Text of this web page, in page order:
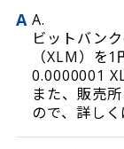
A A.
ビットバン
（XLM）を
0.0000001
また、販売
ので、詳しく